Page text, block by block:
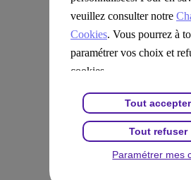
CGR
CinéChèque
Zoo de la Flèche
Vulcania
France Miniature
Kiosque Presse
Parc Spirou
Zoo d'Amnéville
Jardin d'Acclimatation
Neoness - Keepcool -
Mer de sable
veuillez consulter notre
Cookies. Vous pourrez à
paramétrer vos choix et
cookies.
Tout accepter
Tout refuser
Paramétrer mes